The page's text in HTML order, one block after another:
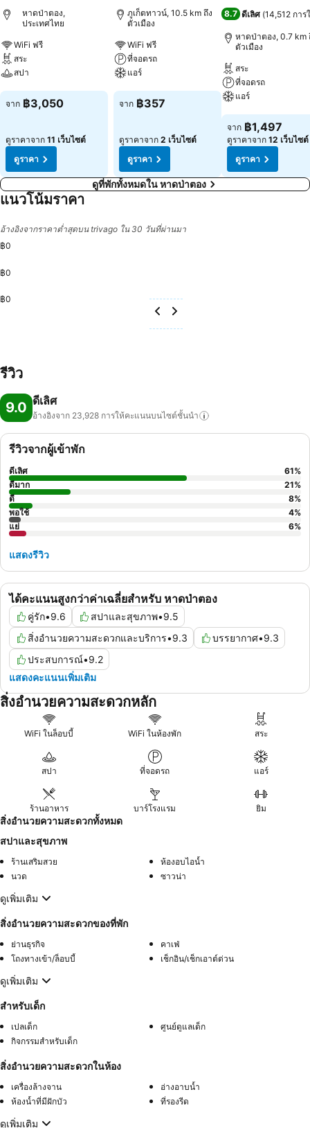
หาดป่าตอง,
ประเทศไทย
WiFi ฟรี
สระ
สปา
ดูราคา
จาก ฿3,050
ดูราคาจาก 11 เว็บไซต์
ดูราคา
ภูเก็ตทาวน์, 10.5 km ถึง
ตัวเมือง
WiFi ฟรี
ที่จอดรถ
แอร์
ดูราคา
จาก ฿357
ดูราคาจาก 2 เว็บไซต์
ดูราคา
8.7 ดีเลิศ (14,512 กา
หาดป่าตอง, 0.7 km
ตัวเมือง
สระ
ที่จอดรถ
แอร์
ดูราคา
จาก ฿1,497
ดูราคาจาก 12 เว็บไซต์
ดูราคา
ดูที่พักทั้งหมดใน หาดป่าตอง
แนวโน้มราคา
อ้างอิงจากราคาต่ำสุดบน trivago ใน 30 วันที่ผ่านมา
฿0
฿0
฿0
รีวิว
9.0 ดีเลิศ
อ้างอิงจาก 23,928 การให้คะแนนบนไซต์ชั้นนำ
ได้คะแนนสูงกว่าค่าเฉลี่ยสำหรับ หาดป่าตอง
คู่รัก•9.6 สปาและสุขภาพ•9.5
สิ่งอำนวยความสะดวกและบริการ•9.3 บรรยากาศ•9.3
ประสบการณ์•9.2
แสดงคะแนนเพิ่มเติม
รีวิวจากผู้เข้าพัก
ดีเลิศ 61%
ดีมาก
21%
ดี
8%
พอใช้
4%
แย่
6%
แสดงรีวิว
สิ่งอำนวยความสะดวกหลัก
WiFi ในล็อบบี้ WiFi ในห้องพัก สระ
สปา ที่จอดรถ แอร์
ร้านอาหาร บาร์โรงแรม ยิม
สิ่งอำนวยความสะดวกทั้งหมด
สปาและสุขภาพ
ร้านเสริมสวย
ห้องอบไอน้ำ
นวด
ซาวน่า
ดูเพิ่มเติม
สิ่งอำนวยความสะดวกของที่พัก
ย่านธุรกิจ
คาเฟ่
โถงทางเข้า/ล็อบบี้
เช็กอิน/เช็กเอาต์ด่วน
ดูเพิ่มเติม
สำหรับเด็ก
เปลเด็ก
ศูนย์ดูแลเด็ก
กิจกรรมสำหรับเด็ก
สิ่งอำนวยความสะดวกในห้อง
เครื่องล้างจาน
อ่างอาบน้ำ
ห้องน้ำที่มีฝักบัว
ที่รองรีด
ดูเพิ่มเติม